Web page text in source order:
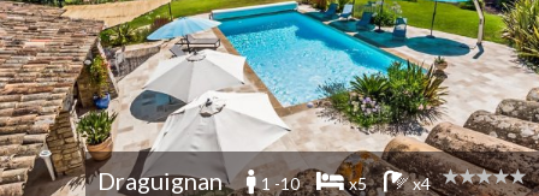
Draguignan 1 -10 x5 x4